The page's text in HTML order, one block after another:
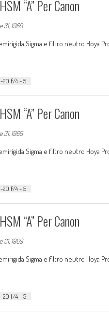
“A” Per Canon
31, 1969
Sigma e filtro neutro Hoya
20 f/4 - 5
“A” Per Canon
31, 1969
Sigma e filtro neutro Hoya
20 f/4 - 5
“A” Per Canon
31, 1969
Sigma e filtro neutro Hoya
20 f/4 - 5